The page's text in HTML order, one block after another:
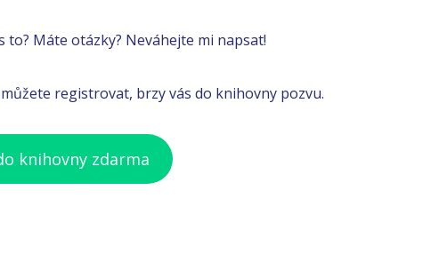
to? Máte otázky? Neváhejte mi napsat!
registrovat, brzy vás do knihovny pozvu.
knihovny zdarma